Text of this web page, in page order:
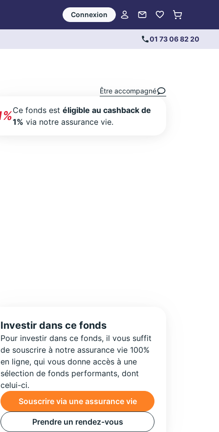
Connexion
01 73 06 82 20
Être accompagné
Ce fonds estéligible au cashback de
1% via notre assurance vie.
Investir dans ce fonds
Pour investir dans ce fonds, il vous suffit
de souscrire à notre assurance vie 100%
en ligne, qui vous donne accès à une
sélection de fonds performants, dont
celui-ci.
Souscrire via une assurance vie
Prendre un rendez-vous